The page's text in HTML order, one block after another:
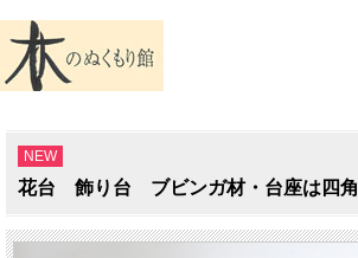
NEW
花台 飾り台 ブビンガ材・台座は四角